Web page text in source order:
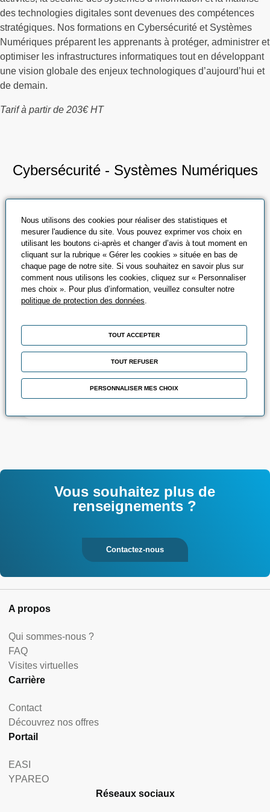
des technologies digitales sont devenues des compétences
stratégiques. Nos formations en Cybersécurité et Systèmes
Numériques préparent les apprenants à protéger, administrer et
optimiser les infrastructures informatiques tout en développant
une vision globale des enjeux technologiques d’aujourd’hui et
de demain.
Tarif à partir de 203€ HT
Cybersécurité - Systèmes Numériques
Cybersécurité -
Systèmes Numériques
Sécuriser, administrer et innover dans un
monde connecté
Vous souhaitez plus de
renseignements ?
Contactez-nous
A propos
Qui sommes-nous ?
FAQ
Visites virtuelles
Carrière
Contact
Découvrez nos offres
Portail
EASI
YPAREO
Réseaux sociaux
Nous utilisons des cookies pour réaliser des statistiques et
mesurer l'audience du site. Vous pouvez exprimer vos choix en
utilisant les boutons ci-après et changer d’avis à tout moment en
cliquant sur la rubrique « Gérer les cookies » située en bas de
chaque page de notre site. Si vous souhaitez en savoir plus sur
comment nous utilisons les cookies, cliquez sur « Personnaliser
mes choix ». Pour plus d’information, veuillez consulter notre
politique de protection des données
TOUT ACCEPTER
TOUT REFUSER
PERSONNALISER MES CHOIX